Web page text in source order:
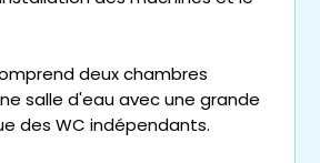
deux chambres
salle d'eau avec une grande
des WC indépendants.